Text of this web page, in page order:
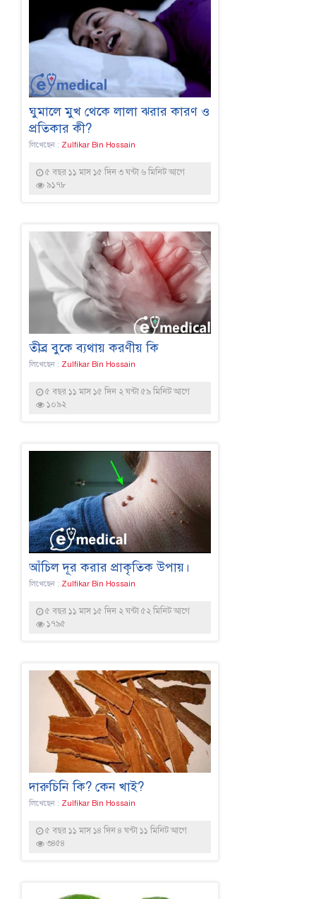
ঘুমালে মুখ থেকে লালা ঝরার কারণ ও
প্রতিকার কী?
লিখেছেন : Zulfikar Bin Hossain
৫ বছর ১১ মাস ১৫ দিন ৩ ঘন্টা ৬ মিনিট আগে
৯১৭৮
তীব্র বুকে ব্যথায় করণীয় কি
লিখেছেন : Zulfikar Bin Hossain
৫ বছর ১১ মাস ১৫ দিন ২ ঘন্টা ৫৯ মিনিট আগে
১০৯২
আঁচিল দূর করার প্রাকৃতিক উপায়।
লিখেছেন : Zulfikar Bin Hossain
৫ বছর ১১ মাস ১৫ দিন ২ ঘন্টা ৫২ মিনিট আগে
১৭৯৫
দারুচিনি কি? কেন খাই?
লিখেছেন : Zulfikar Bin Hossain
৫ বছর ১১ মাস ১৪ দিন ৪ ঘন্টা ১১ মিনিট আগে
৩৪৫৪